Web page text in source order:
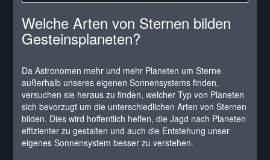
Welche Arten von Sternen bilden
Gesteinsplaneten?
Da Astronomen mehr und mehr Planeten um Sterne
außerhalb unseres eigenen Sonnensystems finden,
versuchen sie heraus zu finden, welcher Typ von Planeten
sich bevorzugt um die unterschiedlichen Arten von Sternen
bilden. Dies wird hoffentlich helfen, die Jagd nach Planeten
effizienter zu gestalten und auch die Entstehung unser
eigenes Sonnensystem besser zu verstehen.